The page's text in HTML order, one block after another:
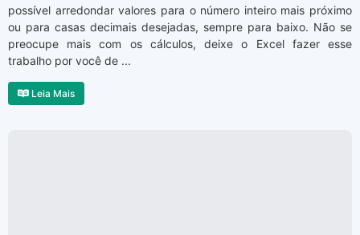
possível arredondar valores para o número inteiro mais próximo
ou para casas decimais desejadas, sempre para baixo. Não se
preocupe mais com os cálculos, deixe o Excel fazer esse
trabalho por você de ...
Leia Mais